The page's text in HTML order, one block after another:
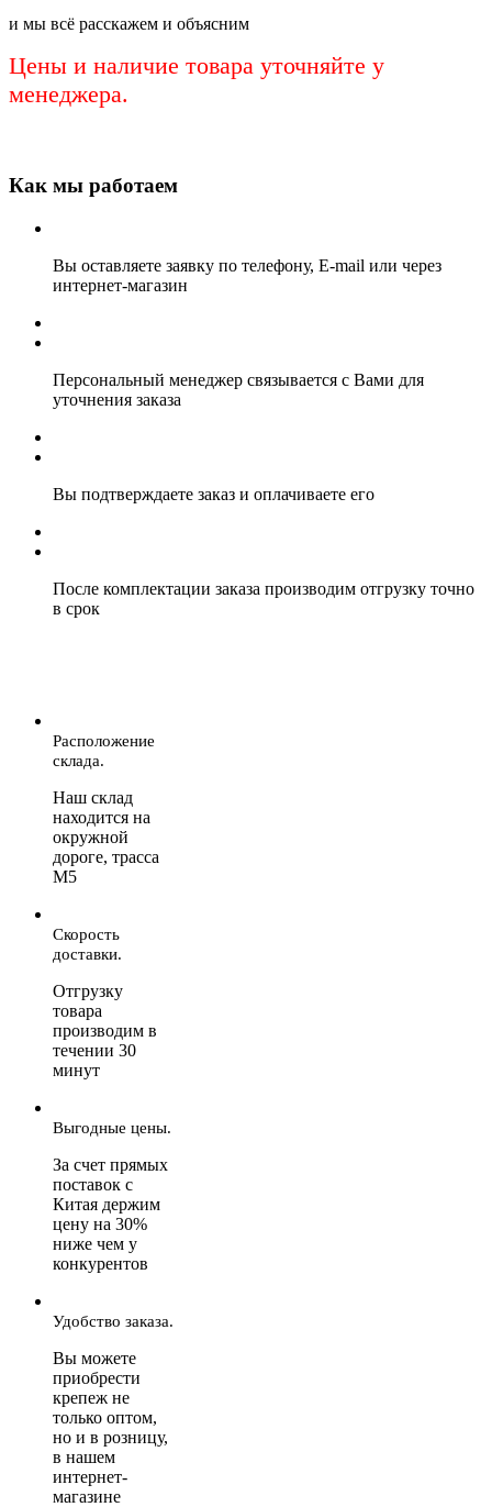
и мы всё расскажем и объясним
Цены и наличие товара уточняйте у
менеджера.
Как мы работаем
Вы оставляете заявку по телефону, E-mail или через
интернет-магазин
Персональный менеджер связывается с Вами для
уточнения заказа
Вы подтверждаете заказ и оплачиваете его
После комплектации заказа производим отгрузку точно
в срок
Расположение
склада.
Наш склад
находится на
окружной
дороге, трасса
М5
Скорость
доставки.
Отгрузку
товара
производим в
течении 30
минут
Выгодные цены.
За счет прямых
поставок с
Китая держим
цену на 30%
ниже чем у
конкурентов
Удобство заказа.
Вы можете
приобрести
крепеж не
только оптом,
но и в розницу,
в нашем
интернет-
магазине